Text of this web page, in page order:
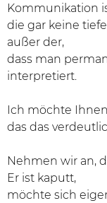
Kommunikation
die gar keine
außer der,
dass man
interpretiert.
Ich möchte
das das
Nehmen wir an,
Er ist kaputt,
möchte sich